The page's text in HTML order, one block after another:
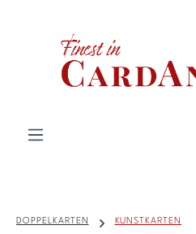
DOPPELKARTEN KUNSTKARTEN